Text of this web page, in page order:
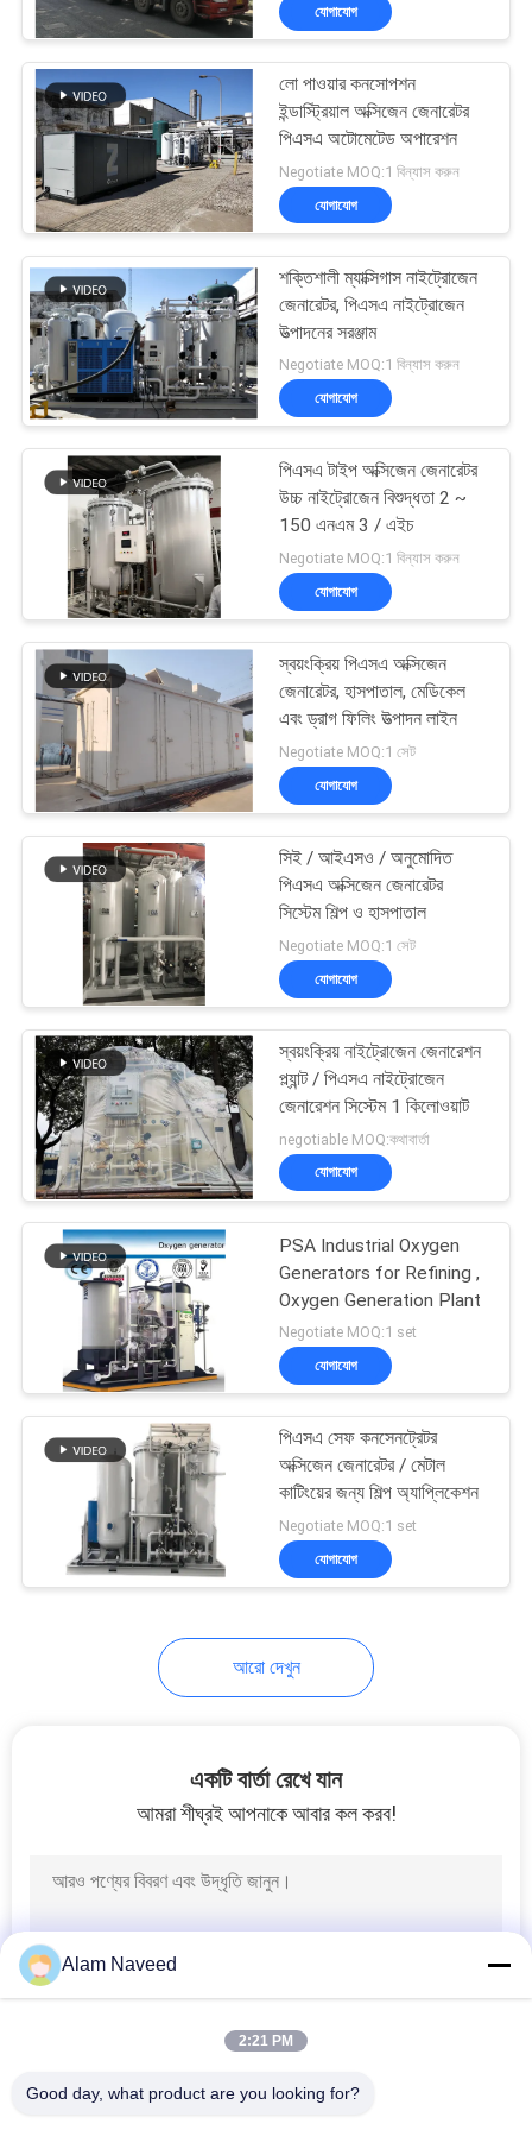
নিয়ন্ত্রণ
আমাদের
সাথে
যোগাযোগ
করুন
খবর
মামলা
একটি
উদ্ধৃতি
অনুরোধ
করুন
NEWS
সাইট
ম্যাপ
গোপনীয়তা
ভিপিএসএ অক্সিজেন
জেনারেটর
PSA অক্সিজেন জেনারেটর
চাপ অক্সিজেন চেম্বার
3
Membrane Nitrogen
Generator
Hydrogen
Generators
Ammonia Cracker
Methanol Cracking
হাইড্রোজেন ফুয়েল সেল
যোগাযোগ
লো পাওয়ার কনসোপশন
ইন্ডাস্ট্রিয়াল অক্সিজেন জেনারেটর
পিএসএ অটোমেটেড অপারেশন
Negotiate MOQ:1 বিন্যাস করুন
যোগাযোগ
শক্তিশালী ম্যাক্সিগাস নাইট্রোজেন
জেনারেটর, পিএসএ নাইট্রোজেন
উত্পাদনের সরঞ্জাম
Negotiate MOQ:1 বিন্যাস করুন
যোগাযোগ
পিএসএ টাইপ অক্সিজেন জেনারেটর
উচ্চ নাইট্রোজেন বিশুদ্ধতা 2 ~
150 এনএম 3 / এইচ
Negotiate MOQ:1 বিন্যাস করুন
যোগাযোগ
স্বয়ংক্রিয় পিএসএ অক্সিজেন
জেনারেটর, হাসপাতাল, মেডিকেল
এবং ড্রাগ ফিলিং উত্পাদন লাইন
Negotiate MOQ:1 সেট
যোগাযোগ
সিই / আইএসও / অনুমোদিত
পিএসএ অক্সিজেন জেনারেটর
সিস্টেম শিল্প ও হাসপাতাল
Negotiate MOQ:1 সেট
যোগাযোগ
স্বয়ংক্রিয় নাইট্রোজেন জেনারেশন
প্ল্যান্ট / পিএসএ নাইট্রোজেন
জেনারেশন সিস্টেম 1 কিলোওয়াট
negotiable MOQ:কথাবার্তা
যোগাযোগ
PSA Industrial Oxygen
Generators for Refining ,
Oxygen Generation Plant
Negotiate MOQ:1 set
যোগাযোগ
পিএসএ সেফ কনসেনট্রেটর
অক্সিজেন জেনারেটর / মেটাল
কাটিংয়ের জন্য শিল্প অ্যাপ্লিকেশন
Negotiate MOQ:1 set
যোগাযোগ
আরো দেখুন
একটি বার্তা রেখে যান
আমরা শীঘ্রই আপনাকে আবার কল করব!
Alam Naveed
2:21 PM
Good day, what product are you looking for?